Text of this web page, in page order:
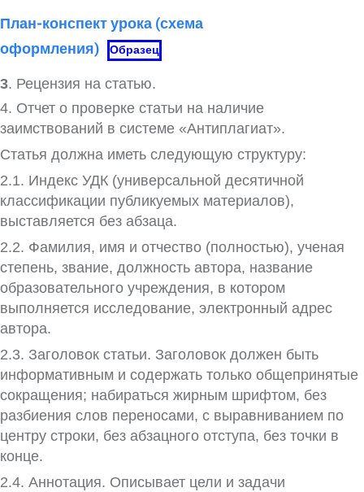
План-конспект урока (схема
оформления)
Образец
3. Рецензия на статью.
4. Отчет о проверке статьи на наличие
заимствований в системе «Антиплагиат».
Статья должна иметь следующую структуру:
2.1. Индекс УДК (универсальной деся­тичной
классификации публикуемых матери­алов),
выставляется без абзаца.
2.2. Фамилия, имя и отчество (полностью), ученая
степень, звание, должность автора, название
образовательного учреждения, в котором
выполняется исследование, электронный адрес
автора.
2.3. Заголовок статьи. Заголовок должен быть
информативным и содержать только обще­принятые
сокращения; набираться жирным шрифтом, без
разбиения слов переносами, с выравниванием по
центру строки, без абзацного отступа, без точки в
конце.
2.4. Аннотация. Описывает цели и задачи